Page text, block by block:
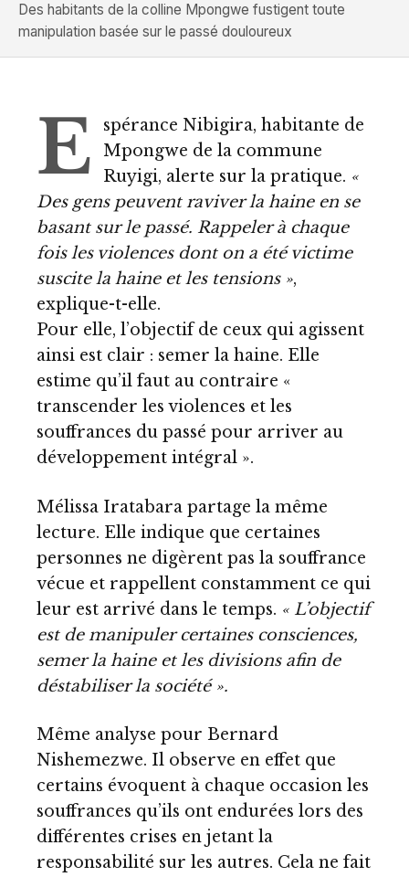
Des habitants de la colline Mpongwe fustigent toute
manipulation basée sur le passé douloureux
E
spérance Nibigira, habitante de
Mpongwe de la commune
Ruyigi, alerte sur la pratique. «
Des gens peuvent raviver la haine en se
basant sur le passé. Rappeler à chaque
fois les violences dont on a été victime
suscite la haine et les tensions »,
explique-t-elle.
Pour elle, l’objectif de ceux qui agissent
ainsi est clair : semer la haine. Elle
estime qu’il faut au contraire «
transcender les violences et les
souffrances du passé pour arriver au
développement intégral ».
Mélissa Iratabara partage la même
lecture. Elle indique que certaines
personnes ne digèrent pas la souffrance
vécue et rappellent constamment ce qui
leur est arrivé dans le temps. « L’objectif
est de manipuler certaines consciences,
semer la haine et les divisions afin de
déstabiliser la société ».
Même analyse pour Bernard
Nishemezwe. Il observe en effet que
certains évoquent à chaque occasion les
souffrances qu’ils ont endurées lors des
différentes crises en jetant la
responsabilité sur les autres. Cela ne fait